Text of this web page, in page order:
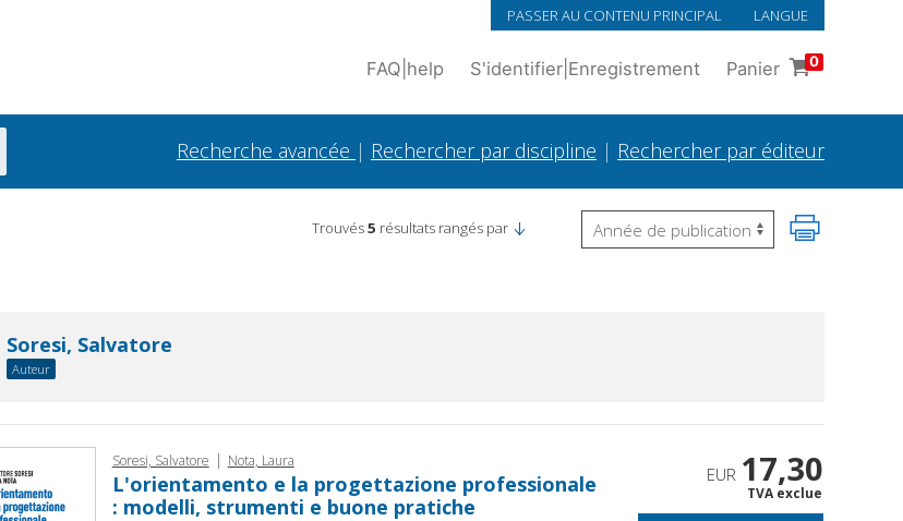
PASSER AU CONTENU PRINCIPAL LANGUE
FAQ help S'identifier Enregistrement Panier 0
Recherche avancée | Rechercher par discipline | Rechercher par éditeur
Trouvés5 résultats rangés par
Soresi, Salvatore
Auteur
Soresi, Salvatore | Nota, Laura
L'orientamento e la progettazione professionale
: modelli, strumenti e buone pratiche
EUR 17,30
TVA exclue